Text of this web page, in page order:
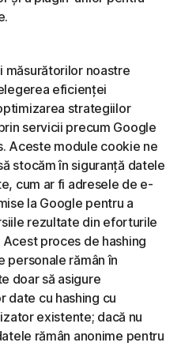
măsurătorilor noastre
eficienței
strategiilor
servicii precum Google
Aceste module cookie ne
stocăm în siguranță datele
cum ar fi adresele de e-
la Google pentru a
rezultate din eforturile
proces de hashing
personale rămân în
doar să asigure
date cu hashing cu
existente; dacă nu
rămân anonime pentru